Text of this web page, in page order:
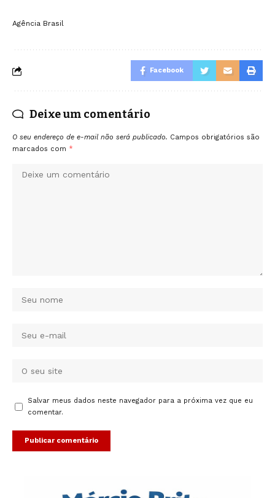
Agência Brasil
Facebook
Deixe um comentário
O seu endereço de e-mail não será publicado. Campos obrigatórios são
marcados com *
Salvar meus dados neste navegador para a próxima vez que eu
comentar.